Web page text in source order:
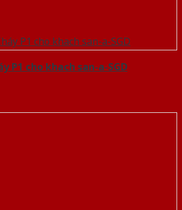
P1 cho khach san-a-SGD